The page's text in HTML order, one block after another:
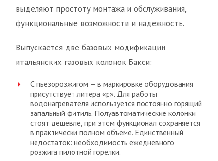
выделяют простоту монтажа и обслуживания,
функциональные возможности и надежность.
Выпускается две базовых модификации
итальянских газовых колонок Бакси:
С пьезорозжигом — в маркировке оборудования
присутствует литера «р». Для работы
водонагревателя используется постоянно горящий
запальный фитиль. Полуавтоматические колонки
стоят дешевле, при этом функционал сохраняется
в практически полном объеме. Единственный
недостаток: необходимость ежедневного
розжига пилотной горелки.